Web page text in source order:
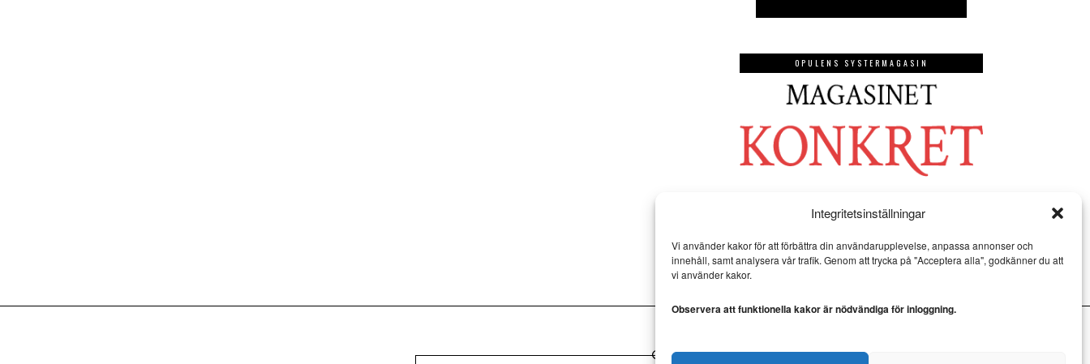
Integritetsinställningar
Vi använder kakor för att förbättra din användarupplevelse, anpassa annonser och
innehåll, samt analysera vår trafik. Genom att trycka på "Acceptera alla", godkänner du att
vi använder kakor.
Observera att funktionella kakor är nödvändiga för inloggning.
OPULENS SYSTERMAGASIN